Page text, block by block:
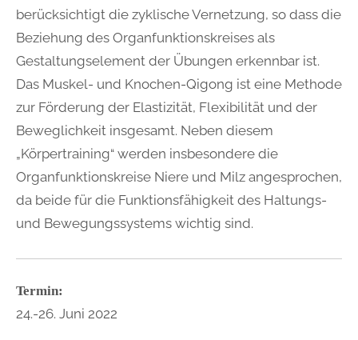
berücksichtigt die zyklische Vernetzung, so dass die
Beziehung des Organfunktionskreises als
Gestaltungselement der Übungen erkennbar ist.
Das Muskel- und Knochen-Qigong ist eine Methode
zur Förderung der Elastizität, Flexibilität und der
Beweglichkeit insgesamt. Neben diesem
„Körpertraining“ werden insbesondere die
Organfunktionskreise Niere und Milz angesprochen,
da beide für die Funktionsfähigkeit des Haltungs-
und Bewegungssystems wichtig sind.
Termin:
24.-26. Juni 2022